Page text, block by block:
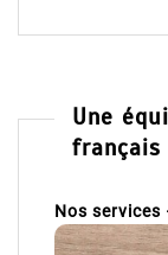
Une
français
Nos services